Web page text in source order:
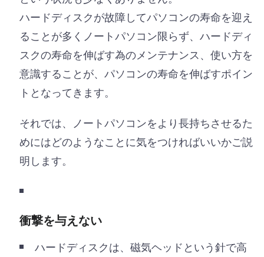
ハードディスクが故障してパソコンの寿命を迎え
ることが多くノートパソコン限らず、ハードディ
スクの寿命を伸ばす為のメンテナンス、使い方を
意識することが、パソコンの寿命を伸ばすポイン
トとなってきます。
それでは、ノートパソコンをより長持ちさせるた
めにはどのようなことに気をつければいいかご説
明します。
衝撃を与えない
ハードディスクは、磁気ヘッドという針で高